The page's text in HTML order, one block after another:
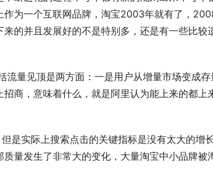
为一个互联网品牌，淘宝2003年就有了，
的并且发展好的不是特别多，还是有一些比较
量见顶是两方面：一是用户从增量市场变成存
商，意味着什么，就是阿里认为能上来的都上
是实际上搜索点击的关键指标是没有太大的增长
量发生了非常大的变化，大量淘宝中小品牌被